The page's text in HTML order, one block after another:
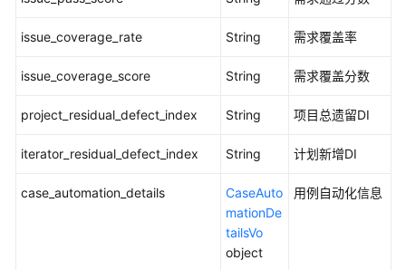
例
范
查
例
表
ShowVersionCheckTestCasesFour
issue_coverage_rate String 需求覆盖率
issue_coverage_score String 需求覆盖分数
project_residual_defect_index String 项目总遗留DI
iterator_residual_defect_index String 计划新增DI
case_automation_details
CaseAuto
mationDe
tailsVo
object
用例自动化信息